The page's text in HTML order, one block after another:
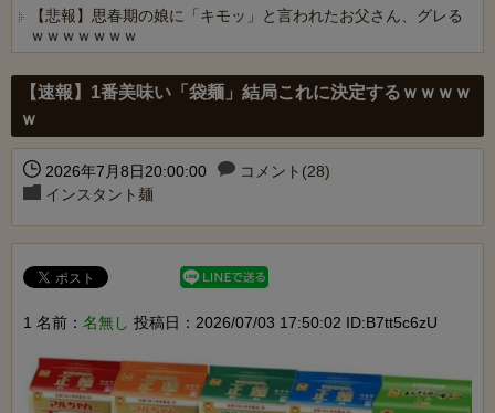
【悲報】思春期の娘に「キモッ」と言われたお父さん、グレる
ｗｗｗｗｗｗｗ
【速報】1番美味い「袋麺」結局これに決定するｗｗｗｗ
ｗ
2026年7月8日20:00:00
コメント(28)
インスタント麺
1 名前： 名無し 投稿日：2026/07/03 17:50:02 ID:B7tt5c6zU